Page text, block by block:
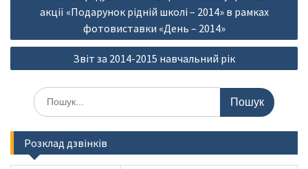
записівакції «Подарунок рідній школі – 2014» в рамках
фотовиставки «День – 2014»
Звіт за 2014-2015 навчальний рік
Шукати:
Розклад дзвінків